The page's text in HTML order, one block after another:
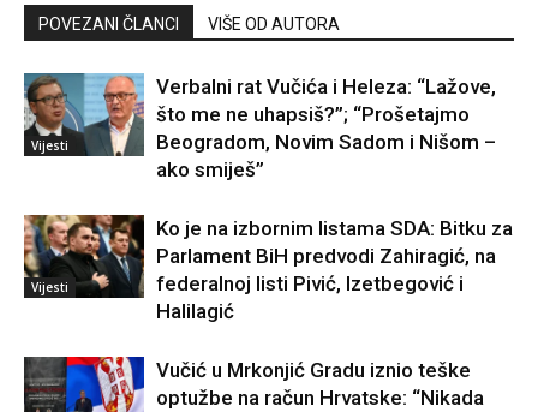
POVEZANI ČLANCI VIŠE OD AUTORA
Vijesti
Verbalni rat Vučića i Heleza: “Lažove,
što me ne uhapsiš?”; “Prošetajmo
Beogradom, Novim Sadom i Nišom –
ako smiješ”
Vijesti
Ko je na izbornim listama SDA: Bitku za
Parlament BiH predvodi Zahiragić, na
federalnoj listi Pivić, Izetbegović i
Halilagić
Vučić u Mrkonjić Gradu iznio teške
optužbe na račun Hrvatske: “Nikada